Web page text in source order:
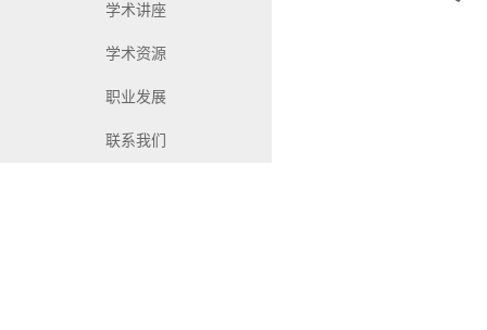
学术讲座
学术资源
职业发展
联系我们